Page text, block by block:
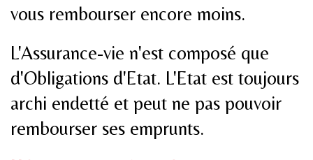
vous rembourser encore moins.
L'Assurance-vie n'est composé que
d'Obligations d'Etat. L'Etat est toujours
archi endetté et peut ne pas pouvoir
rembourser ses emprunts.